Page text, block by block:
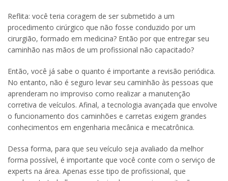
Reflita: você teria coragem de ser submetido a um
procedimento cirúrgico que não fosse conduzido por um
cirurgião, formado em medicina? Então por que entregar seu
caminhão nas mãos de um profissional não capacitado?
Então, você já sabe o quanto é importante a revisão periódica.
No entanto, não é seguro levar seu caminhão às pessoas que
aprenderam no improviso como realizar a manutenção
corretiva de veículos. Afinal, a tecnologia avançada que envolve
o funcionamento dos caminhões e carretas exigem grandes
conhecimentos em engenharia mecânica e mecatrônica.
Dessa forma, para que seu veículo seja avaliado da melhor
forma possível, é importante que você conte com o serviço de
experts na área. Apenas esse tipo de profissional, que